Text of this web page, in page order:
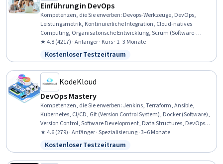
Einführung in DevOps
Kompetenzen, die Sie erwerben: Devops-Werkzeuge, DevOps,
Leistungsmetrik, Kontinuierliche Integration, Cloud-natives
Computing, Organisatorische Entwicklung, Scrum (Software-
Entwicklung), Agile Software-Entwicklung, Agile Methodik,
Architektur des Cloud Computing, Testgetriebene Entwicklung
(TDD), Kontinuierliche Lieferung, Rechenschaftspflicht,
Kulturwandel, Methoden der Softwareentwicklung, Microservices,
Leistungsmanagement im Team, Verhaltensbasierte Entwicklung,
Kontinuierliche Bereitstellung, CI/CD
★ 4.8 (4217) · Anfänger · Kurs · 1–3 Monate
Status: Kostenloser Testzeitraum
Kostenloser Testzeitraum
KodeKloud
DevOps Mastery
Kompetenzen, die Sie erwerben: Jenkins, Terraform, Ansible,
Kubernetes, CI/CD, Git (Version Control System), Docker (Software),
Version Control, Software Development, Data Structures, DevOps,
Network Administration, Software Development Tools, Networking
Hardware, Network Troubleshooting, Command-Line Interface,
Software Configuration Management, Web Development, Devops
Tools, Containerization
★ 4.6 (279) · Anfänger · Spezialisierung · 3–6 Monate
Status: Kostenloser Testzeitraum
Kostenloser Testzeitraum